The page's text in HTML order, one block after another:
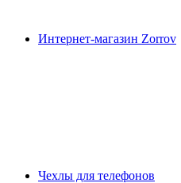
Интернет-магазин Zorrov
Чехлы для телефонов